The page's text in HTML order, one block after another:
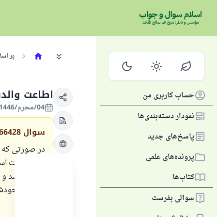
حساب کاربری من
نمودار دسته‌بندی‌ها
پاسخ‌های جدید
پرونده‌های علمی
کتاب‌ها
سوالی بفرست
بر
اطاعت
04/محرم/1446 , 10/تیر/2024
سوال
در صورتی
میل خودت
مسئله
خواستهٔ